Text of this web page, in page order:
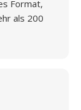
Format,
als 200